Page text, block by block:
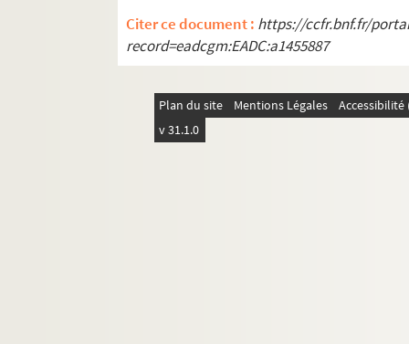
Citer ce document : https://ccfr.bnf.fr/
record=eadcgm:EADC:a1455887
Plan du site Mentions Légales
v 31.1.0